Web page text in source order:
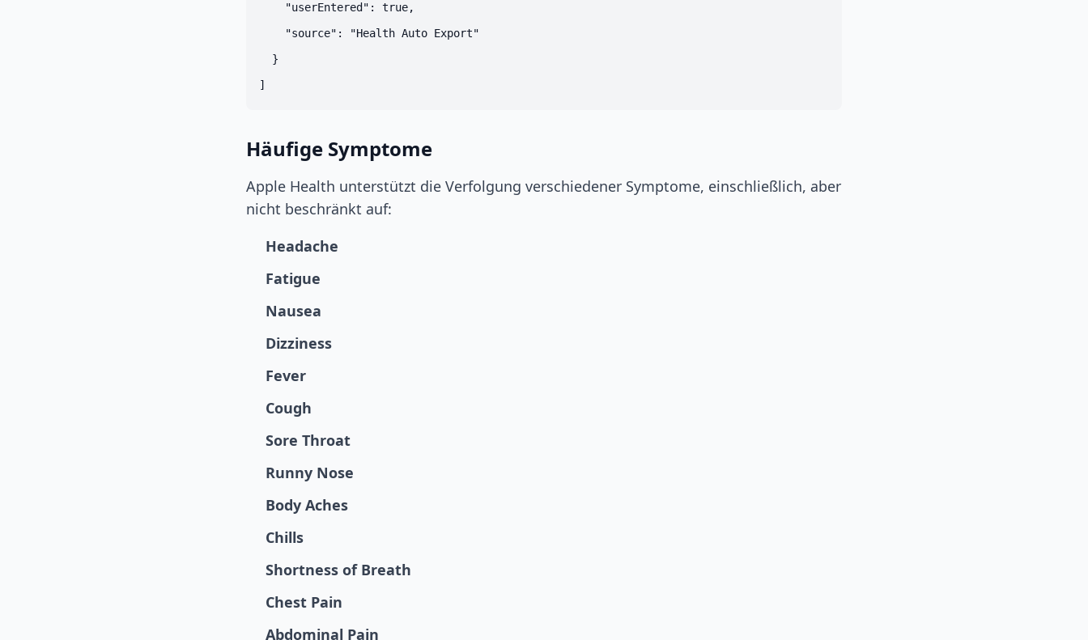
    "userEntered": true,
    "source": "Health Auto Export"
  }
Häufige Symptome
Apple Health unterstützt die Verfolgung verschiedener Symptome, einschließlich, aber
nicht beschränkt auf:
Headache
Fatigue
Nausea
Dizziness
Fever
Cough
Sore Throat
Runny Nose
Body Aches
Chills
Shortness of Breath
Chest Pain
Abdominal Pain